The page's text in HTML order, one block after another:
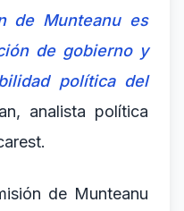
de Munteanu es
de gobierno y
política del
analista política
de Munteanu